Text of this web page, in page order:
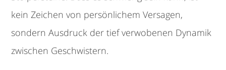
kein Zeichen von persönlichem Versagen,
sondern Ausdruck der tief verwobenen Dynamik
zwischen Geschwistern.